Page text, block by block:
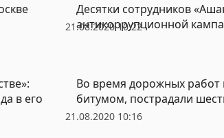
21.08.2020 10:22
Десятки сотрудников
антикоррупционной
21.08.2020 10:16
в его
Во время дорожных работ
битумом, пострадали